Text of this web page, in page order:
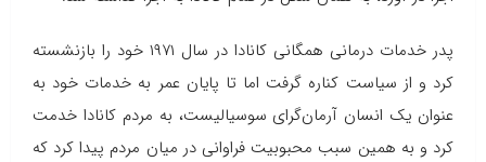
پدر خدمات درمانی همگانی كانادا در سال ۱۹۷۱ خود را بازنشسته
كرد و از سیاست كناره گرفت اما تا پایان عمر به خدمات خود به
عنوان یك انسان آرمان‌گرای سوسیالیست، به مردم كانادا خدمت
كرد و به همین سبب محبوبیت فراوانی در میان مردم پیدا كرد كه